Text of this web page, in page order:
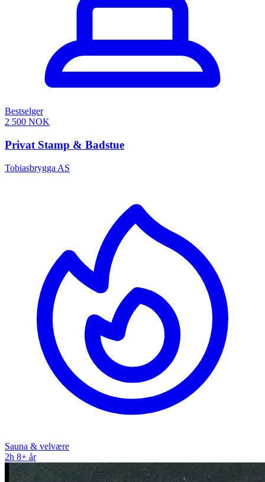
Bestselger
2 500 NOK
Privat Stamp & Badstue
Tobiasbrygga AS
Sauna & velvære
2h 8+ år